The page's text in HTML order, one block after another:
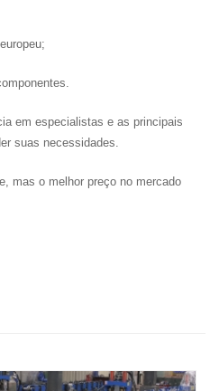
em especialistas e as principais
suas necessidades.
mas o melhor preço no mercado